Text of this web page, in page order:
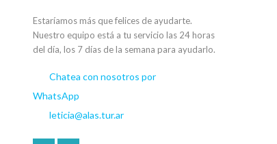
Estaríamos más que felices de ayudarte.
Nuestro equipo está a tu servicio las 24 horas
del día, los 7 días de la semana para ayudarlo.
Chatea con nosotros por
WhatsApp
leticia@alas.tur.ar